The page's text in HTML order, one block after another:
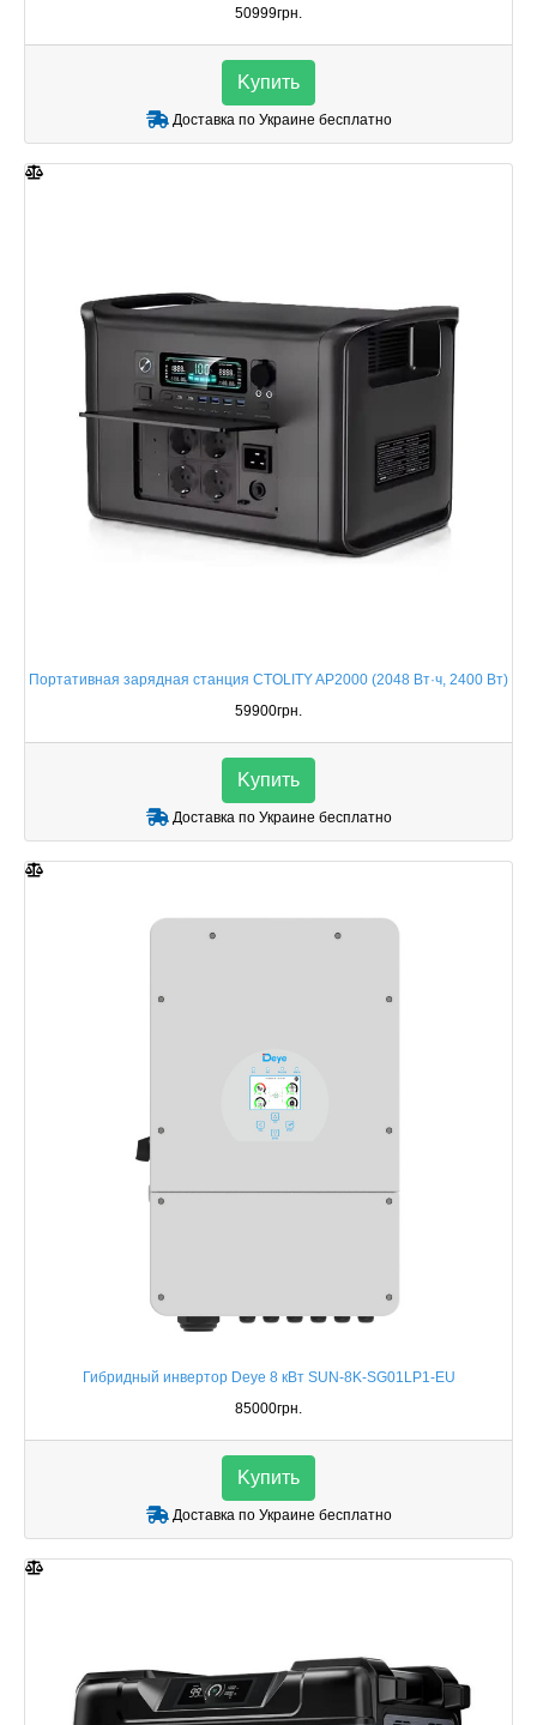
50999грн.
Kупить
Доставка по Украине бесплатно
Портативная зарядная станция CTOLITY AP2000 (2048 Вт·ч, 2400 Вт)
59900грн.
Kупить
Доставка по Украине бесплатно
Гибридный инвертор Deye 8 кВт SUN-8K-SG01LP1-EU
85000грн.
Kупить
Доставка по Украине бесплатно